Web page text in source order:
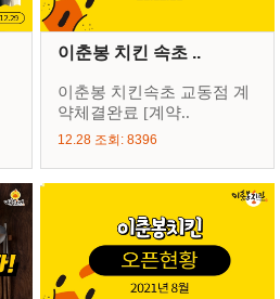
이춘봉 치킨 속초 ..
이춘봉 치킨속초 교동점 계
약체결완료 [계약..
12.28 조회: 8396